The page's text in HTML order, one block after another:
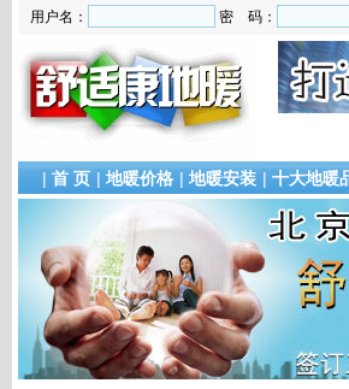
用户名： 密 码：
| 首 页 | 地暖价格 | 地暖安装 | 十大地暖